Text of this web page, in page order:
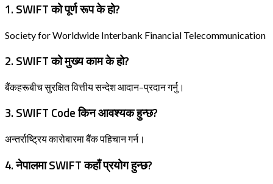
1. SWIFT को पूर्ण रूप के हो?
Society for Worldwide Interbank Financial Telecommunication
2. SWIFT को मुख्य काम के हो?
बैंकहरूबीच सुरक्षित वित्तीय सन्देश आदान–प्रदान गर्नु।
3. SWIFT Code किन आवश्यक हुन्छ?
अन्तर्राष्ट्रिय कारोबारमा बैंक पहिचान गर्न।
4. नेपालमा SWIFT कहाँ प्रयोग हुन्छ?